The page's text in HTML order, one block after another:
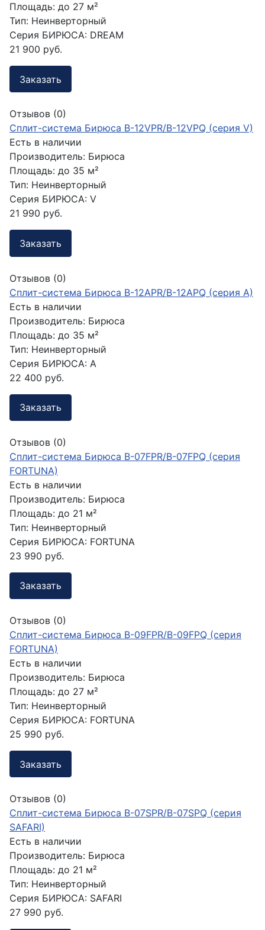
Площадь: до 27 м²
Тип: Неинверторный
Серия БИРЮСА: DREAM
21 900 руб.
Заказать
Отзывов (0)
Сплит-система Бирюса B-12VPR/B-12VPQ (серия V)
Есть в наличии
Производитель: Бирюса
Площадь: до 35 м²
Тип: Неинверторный
Серия БИРЮСА: V
21 990 руб.
Заказать
Отзывов (0)
Сплит-система Бирюса B-12APR/B-12APQ (серия A)
Есть в наличии
Производитель: Бирюса
Площадь: до 35 м²
Тип: Неинверторный
Серия БИРЮСА: A
22 400 руб.
Заказать
Отзывов (0)
Сплит-система Бирюса B-07FPR/B-07FPQ (серия
FORTUNA)
Есть в наличии
Производитель: Бирюса
Площадь: до 21 м²
Тип: Неинверторный
Серия БИРЮСА: FORTUNA
23 990 руб.
Заказать
Отзывов (0)
Сплит-система Бирюса B-09FPR/B-09FPQ (серия
FORTUNA)
Есть в наличии
Производитель: Бирюса
Площадь: до 27 м²
Тип: Неинверторный
Серия БИРЮСА: FORTUNA
25 990 руб.
Заказать
Отзывов (0)
Сплит-система Бирюса B-07SPR/B-07SPQ (серия
SAFARI)
Есть в наличии
Производитель: Бирюса
Площадь: до 21 м²
Тип: Неинверторный
Серия БИРЮСА: SAFARI
27 990 руб.